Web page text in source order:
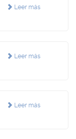
Leer más
Leer más
Leer más